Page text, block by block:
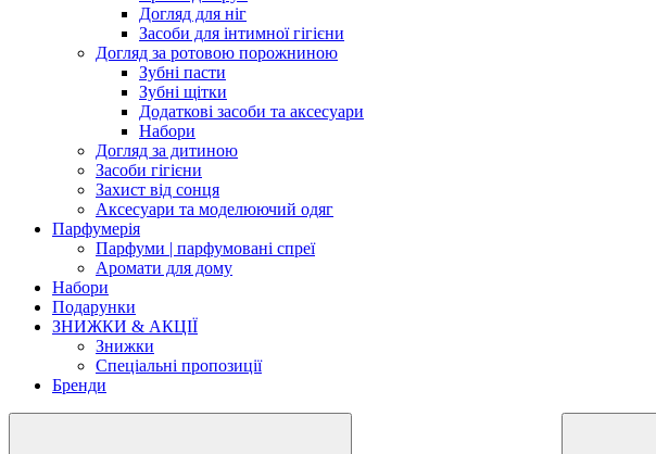
Догляд для ніг
Засоби для інтимної гігієни
Догляд за ротовою порожниною
Зубні пасти
Зубні щітки
Додаткові засоби та аксесуари
Набори
Догляд за дитиною
Засоби гігієни
Захист від сонця
Аксесуари та моделюючий одяг
Парфумерія
Парфуми | парфумовані спреї
Аромати для дому
Набори
Подарунки
ЗНИЖКИ & АКЦІЇ
Знижки
Спеціальні пропозиції
Бренди